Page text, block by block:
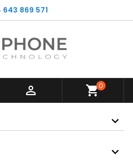
869 571
 shopping_cart0